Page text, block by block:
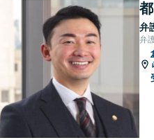
弁
弁